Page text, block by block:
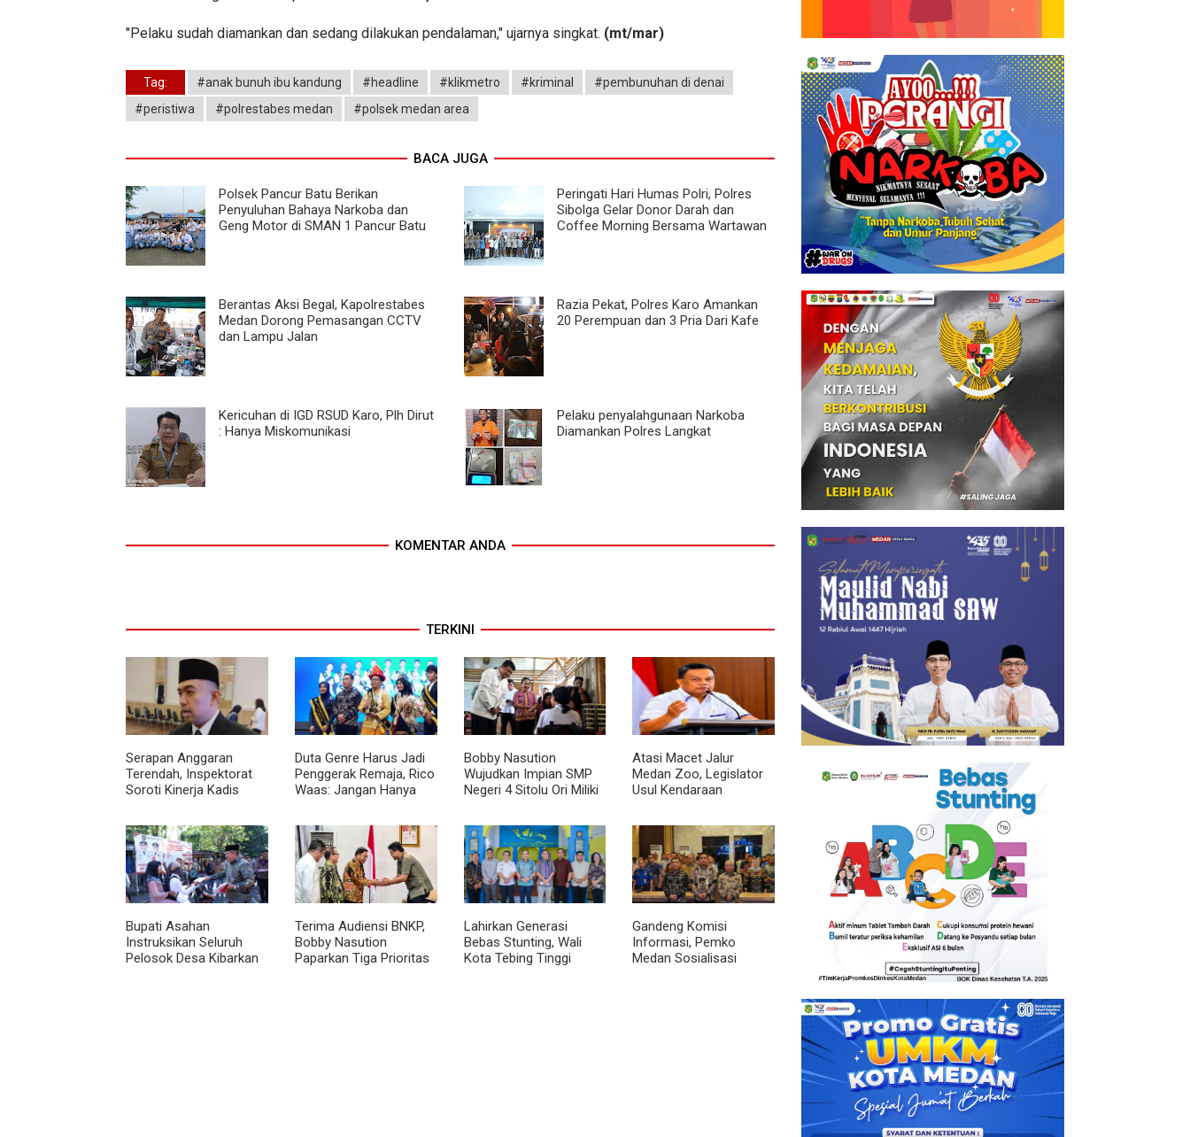
"Pelaku sudah diamankan dan sedang dilakukan pendalaman," ujarnya singkat. (mt/mar)
Tag: #anak bunuh ibu kandung #headline #klikmetro #kriminal
#pembunuhan di denai
#peristiwa
#polrestabes medan #polsek medan area
BACA JUGA
Polsek Pancur Batu Berikan
Penyuluhan Bahaya Narkoba dan
Geng Motor di SMAN 1 Pancur Batu
Peringati Hari Humas Polri, Polres
Sibolga Gelar Donor Darah dan
Coffee Morning Bersama Wartawan
Berantas Aksi Begal, Kapolrestabes
Medan Dorong Pemasangan CCTV
dan Lampu Jalan
Razia Pekat, Polres Karo Amankan
20 Perempuan dan 3 Pria Dari Kafe
Kericuhan di IGD RSUD Karo, Plh Dirut
: Hanya Miskomunikasi
Pelaku penyalahgunaan Narkoba
Diamankan Polres Langkat
KOMENTAR ANDA
TERKINI
Serapan Anggaran
Terendah, Inspektorat
Soroti Kinerja Kadis
Duta Genre Harus Jadi
Penggerak Remaja, Rico
Waas: Jangan Hanya
Bobby Nasution
Wujudkan Impian SMP
Negeri 4 Sitolu Ori Miliki
Atasi Macet Jalur
Medan Zoo, Legislator
Usul Kendaraan
Jalur Royal Sumatera
Bupati Asahan
Instruksikan Seluruh
Pelosok Desa Kibarkan
Terima Audiensi BNKP,
Bobby Nasution
Paparkan Tiga Prioritas
Lahirkan Generasi
Bebas Stunting, Wali
Kota Tebing Tinggi
Gandeng Komisi
Informasi, Pemko
Medan Sosialisasi